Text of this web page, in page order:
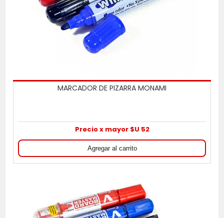
MARCADOR DE PIZARRA MONAMI
Precio x mayor $U 52